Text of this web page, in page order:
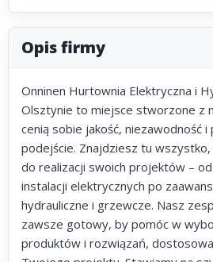
Opis firmy
Onninen Hurtownia Elektryczna i
Olsztynie to miejsce stworzone z
cenią sobie jakość, niezawodność
podejście. Znajdziesz tu
do realizacji swoich projektów –
instalacji elektrycznych po
hydrauliczne i grzewcze. Nasz
zawsze gotowy, by pomóc w
produktów i rozwiązań,